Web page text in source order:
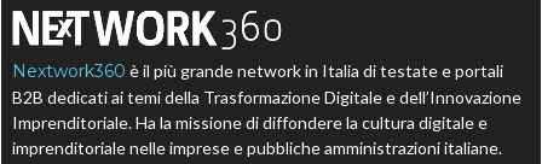
Nextwork360 è il più grande network in Italia di testate e portali
B2B dedicati ai temi della Trasformazione Digitale e dell’Innovazione
Imprenditoriale. Ha la missione di diffondere la cultura digitale e
imprenditoriale nelle imprese e pubbliche amministrazioni italiane.